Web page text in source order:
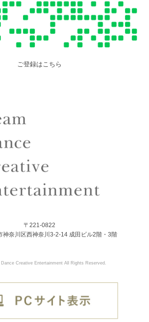
ご登録はこちら
〒221-0822
神奈川区西神奈川3-2-14 成田ビル2階・3階
Creative Entertainment All Rights Reserved.